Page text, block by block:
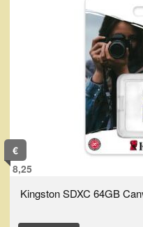
€
8,25
Kingston SDXC 64GB